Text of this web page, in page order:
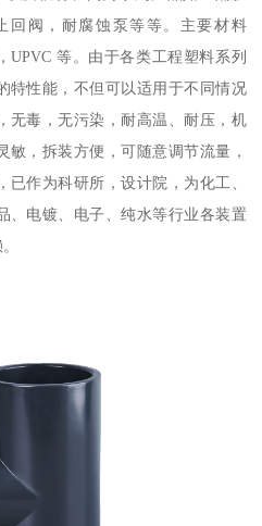
回阀，耐腐蚀泵等等。主要材料
UPVC 等。由于各类工程塑料系列
特性能，不但可以适用于不同情况
无毒，无污染，耐高温、耐压，机
，拆装方便，可随意调节流量，
作为科研所，设计院，为化工、
、电镀、电子、纯水等行业各装置